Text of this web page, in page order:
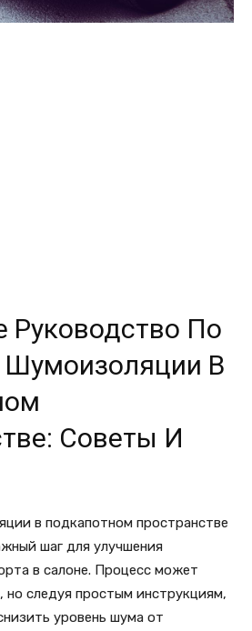
Руководство По
Шумоизоляции В
Советы И
в подкапотном пространстве
шаг для улучшения
в салоне. Процесс может
но следуя простым инструкциям,
уровень шума от